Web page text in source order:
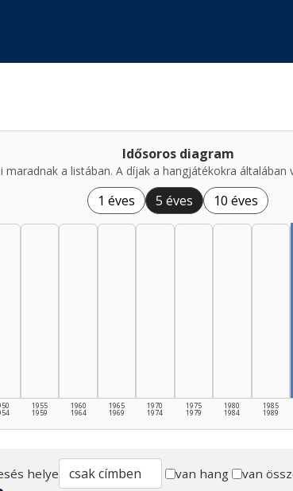
Idősoros diagram
a listában. A díjak a hangjátékokra
1 éves 5 éves 10 éves
1955
1959
1960
1964
1965
1969
1970
1974
1975
1979
1980
1984
1985
1989
helye van hang van